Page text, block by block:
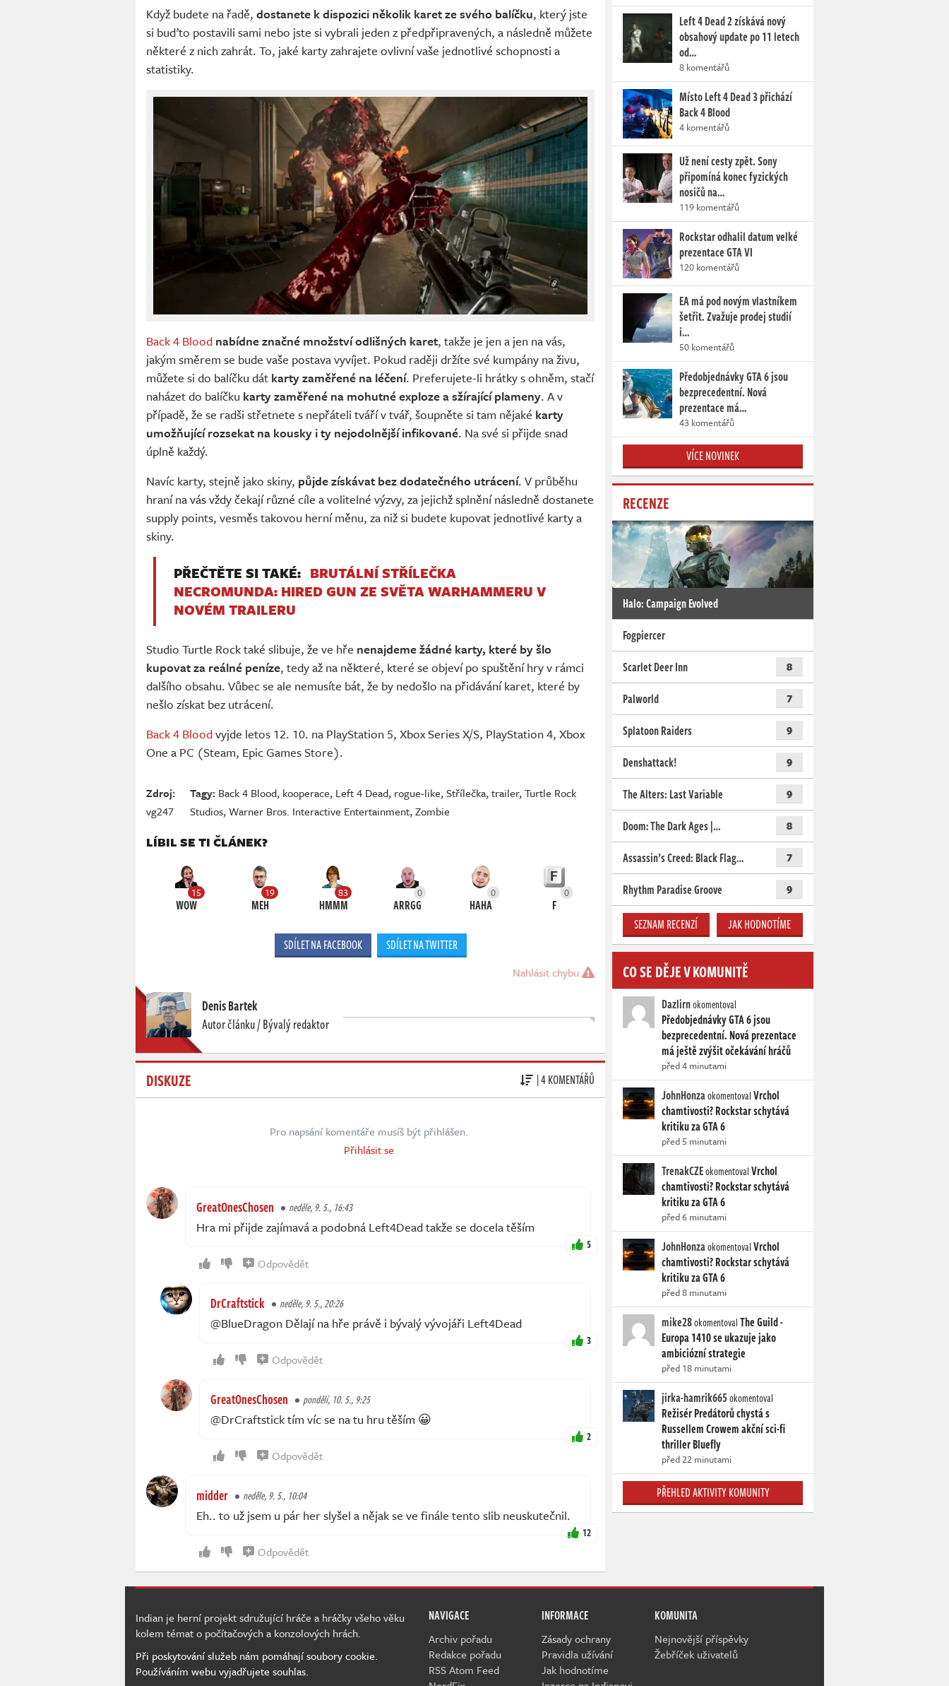
Když budete na řadě, dostanete k dispozici několik karet ze svého balíčku, který jste
si buďto postavili sami nebo jste si vybrali jeden z předpřipravených, a následně můžete
některé z nich zahrát. To, jaké karty zahrajete ovlivní vaše jednotlivé schopnosti a
statistiky.
Back 4 Blood nabídne značné množství odlišných karet, takže je jen a jen na vás,
jakým směrem se bude vaše postava vyvíjet. Pokud raději držíte své kumpány na živu,
můžete si do balíčku dát karty zaměřené na léčení. Preferujete-li hrátky s ohněm, stačí
naházet do balíčku karty zaměřené na mohutné exploze a sžírající plameny. A v
případě, že se radši střetnete s nepřáteli tváří v tvář, šoupněte si tam nějaké karty
umožňující rozsekat na kousky i ty nejodolnější infikované. Na své si přijde snad
úplně každý.
Navíc karty, stejně jako skiny, půjde získávat bez dodatečného utrácení. V průběhu
hraní na vás vždy čekají různé cíle a volitelné výzvy, za jejichž splnění následně dostanete
supply points, vesměs takovou herní měnu, za niž si budete kupovat jednotlivé karty a
skiny.
PŘEČTĚTE SI TAKÉ: BRUTÁLNÍ STŘÍLEČKA
NECROMUNDA: HIRED GUN ZE SVĚTA WARHAMMERU V
NOVÉM TRAILERU
Studio Turtle Rock také slibuje, že ve hře nenajdeme žádné karty, které by šlo
kupovat za reálné peníze, tedy až na některé, které se objeví po spuštění hry v rámci
dalšího obsahu. Vůbec se ale nemusíte bát, že by nedošlo na přidávání karet, které by
nešlo získat bez utrácení.
Back 4 Bloodvyjde letos 12. 10. na PlayStation 5, Xbox Series X/S, PlayStation 4, Xbox
One a PC (Steam, Epic Games Store).
Zdroj:
vg247
Tagy: Back 4 Blood, kooperace, Left 4 Dead, rogue-like,Střílečka,trailer,Turtle Rock
Studios,Warner Bros. Interactive Entertainment,Zombie
LÍBIL SE TI ČLÁNEK?
15
WOW
19
MEH
83
HMMM
0
ARRGG
0
HAHA
0
F
SDÍLET NA FACEBOOK SDÍLET NA TWITTER
Nahlásit chybu
Denis Bartek
Autor článku / Bývalý redaktor
DISKUZE | 4 KOMENTÁŘŮ
Pro napsání komentáře musíš být přihlášen.
Přihlásit se
GreatOnesChosen neděle, 9. 5., 16:43
Hra mi přijde zajímavá a podobná Left4Dead takže se docela těším
5
Odpovědět
DrCraftstick neděle, 9. 5., 20:26
@BlueDragon Dělají na hře právě i bývalý vývojáři Left4Dead
3
Odpovědět
GreatOnesChosen pondělí, 10. 5., 9:25
@DrCraftstick tím víc se na tu hru těším 😀
2
Odpovědět
midder neděle, 9. 5., 10:04
Eh.. to už jsem u pár her slyšel a nějak se ve finále tento slib neuskutečnil.
12
Odpovědět
Left 4 Dead 2 získává nový
obsahový update po 11 letech
od…
8 komentářů
Místo Left 4 Dead 3 přichází
Back 4 Blood
4 komentářů
Už není cesty zpět. Sony
připomíná konec fyzických
nosičů na…
119 komentářů
Rockstar odhalil datum velké
prezentace GTA VI
120 komentářů
EA má pod novým vlastníkem
šetřit. Zvažuje prodej studií
i…
50 komentářů
Předobjednávky GTA 6 jsou
bezprecedentní. Nová
prezentace má…
43 komentářů
VÍCE NOVINEK
RECENZE
Halo: Campaign Evolved
Fogpiercer
Scarlet Deer Inn
8
Palworld 7
Splatoon Raiders 9
Denshattack! 9
The Alters: Last Variable 9
Doom: The Dark Ages |… 8
Assassin’s Creed: Black Flag… 7
Rhythm Paradise Groove 9
SEZNAM RECENZÍ JAK HODNOTÍME
CO SE DĚJE V KOMUNITĚ
Dazlirnokomentoval
Předobjednávky GTA 6 jsou
bezprecedentní. Nová prezentace
má ještě zvýšit očekávání hráčů
před 4 minutami
JohnHonzaokomentovalVrchol
chamtivosti? Rockstar schytává
kritiku za GTA 6
před 5 minutami
TrenakCZEokomentovalVrchol
chamtivosti? Rockstar schytává
kritiku za GTA 6
před 6 minutami
JohnHonzaokomentovalVrchol
chamtivosti? Rockstar schytává
kritiku za GTA 6
před 8 minutami
mike28okomentovalThe Guild -
Europa 1410 se ukazuje jako
ambiciózní strategie
před 18 minutami
jirka-hamrik665okomentoval
Režisér Predátorů chystá s
Russellem Crowem akční sci-fi
thriller Bluefly
před 22 minutami
PŘEHLED AKTIVITY KOMUNITY
NAVIGACE
Archiv pořadu
Redakce pořadu
RSS Atom Feed
INFORMACE
Zásady ochrany
Pravidla užívání
Jak hodnotíme
KOMUNITA
Nejnovější příspěvky
Žebříček uživatelů
Indian je herní projekt sdružující hráče a hráčky všeho věku
kolem témat o počítačových a konzolových hrách.
Při poskytování služeb nám pomáhají soubory cookie.
Používáním webu vyjadřujete souhlas.